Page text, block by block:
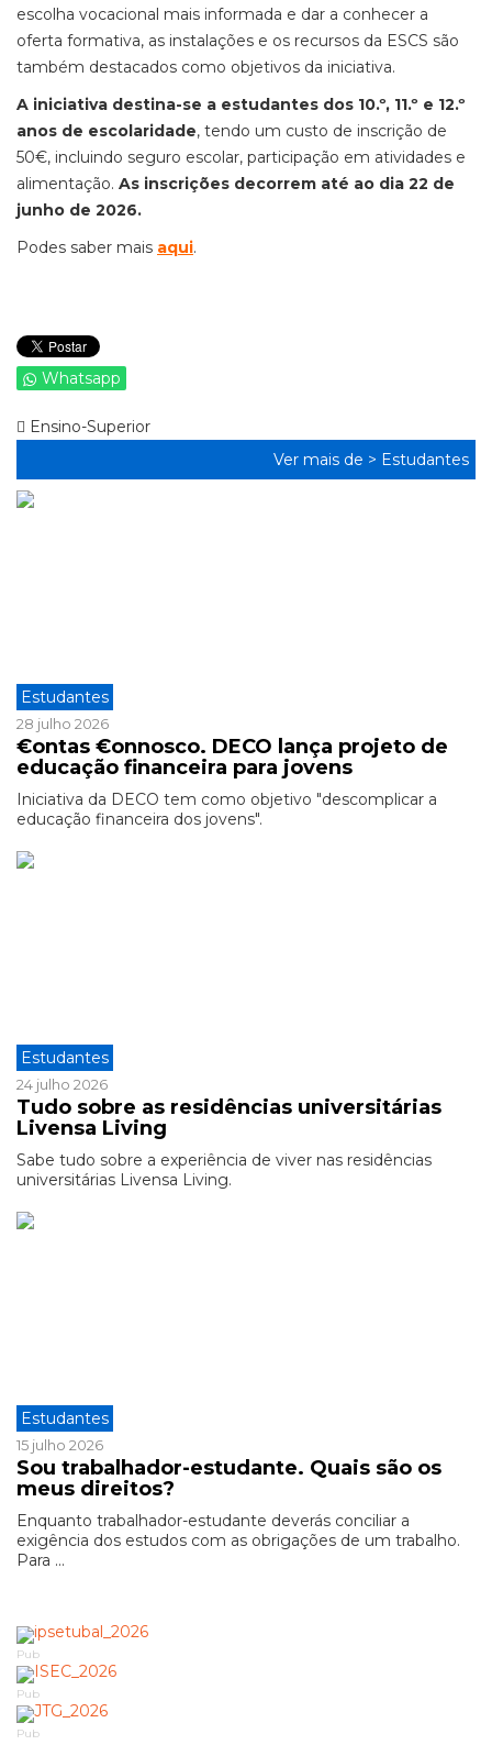
escolha vocacional mais informada e dar a conhecer a
oferta formativa, as instalações e os recursos da ESCS são
também destacados como objetivos da iniciativa.
A iniciativa destina-se a estudantes dos 10.º, 11.º e 12.º
anos de escolaridade, tendo um custo de inscrição de
50€, incluindo seguro escolar, participação em atividades e
alimentação. As inscrições decorrem até ao dia 22 de
junho de 2026.
Podes saber mais aqui.
Whatsapp
Ensino-Superior
Ver mais de > Estudantes
Estudantes
28 julho 2026
€ontas €onnosco. DECO lança projeto de
educação financeira para jovens
Iniciativa da DECO tem como objetivo "descomplicar a
educação financeira dos jovens".
Estudantes
24 julho 2026
Tudo sobre as residências universitárias
Livensa Living
Sabe tudo sobre a experiência de viver nas residências
universitárias Livensa Living.
Estudantes
15 julho 2026
Sou trabalhador-estudante. Quais são os
meus direitos?
Enquanto trabalhador-estudante deverás conciliar a
exigência dos estudos com as obrigações de um trabalho.
Para ...
Pub
Pub
Pub